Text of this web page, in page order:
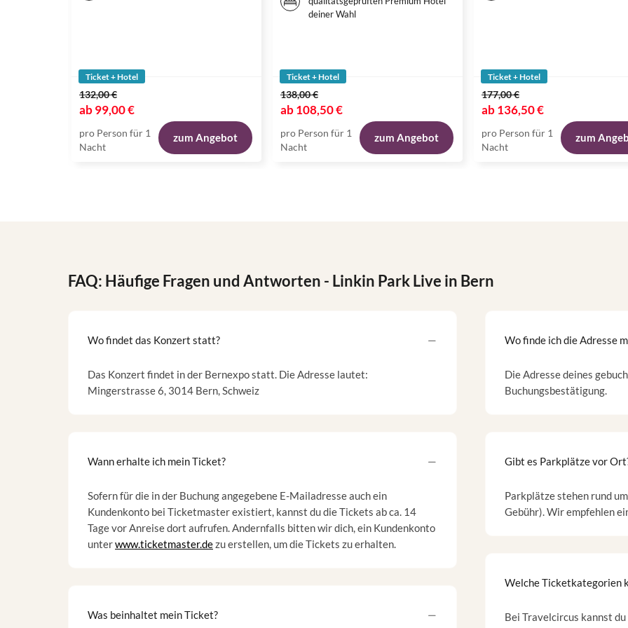
Ticket + Hotel
132,00 €
ab99,00 €
pro Person für 1
Nacht
zum Angebot
deiner Wahl
Ticket + Hotel
138,00 €
ab108,50 €
pro Person für 1
Nacht
zum Angebot
Ticket + Hotel
177,00 €
ab136,50 €
pro Person für 1
Nacht
zum
FAQ: Häufige Fragen und Antworten - Linkin Park Live in Bern
Wo findet das Konzert statt?
Das Konzert findet in der Bernexpo statt. Die Adresse lautet:
Mingerstrasse 6, 3014 Bern, Schweiz
Wann erhalte ich mein Ticket?
Sofern für die in der Buchung angegebene E-Mailadresse auch ein
Kundenkonto bei Ticketmaster existiert, kannst du die Tickets ab ca. 14
Tage vor Anreise dort aufrufen. Andernfalls bitten wir dich, ein Kundenkonto
unterwww.ticketmaster.dezu erstellen, um die Tickets zu erhalten.
Was beinhaltet mein Ticket?
Wo finde ich die Adresse
Die Adresse deines
Buchungsbestätigung.
Gibt es Parkplätze vor
Parkplätze stehen rund
Gebühr). Wir empfehlen
Welche Ticketkategorien
Bei Travelcircus kannst